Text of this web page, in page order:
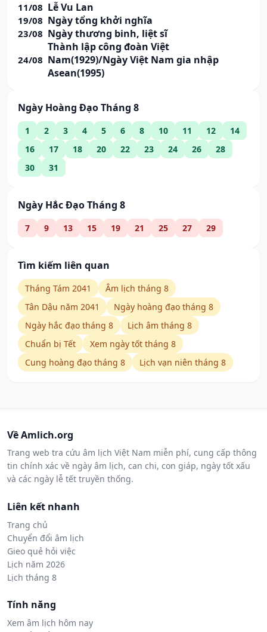
11/08 Lễ Vu Lan
19/08 Ngày tổng khởi nghĩa
23/08 Ngày thương binh, liệt sĩ
24/08
Thành lập công đoàn Việt
Nam(1929)/Ngày Việt Nam gia nhập
Asean(1995)
Ngày Hoàng Đạo Tháng 8
1 2 3 4 5 6 8 10 11 12
14
16
17 18 20 22 23 24 26
28
30
31
Ngày Hắc Đạo Tháng 8
7 9 13 15 19 21 25 27 29
Tìm kiếm liên quan
Tháng Tám 2041
Âm lịch tháng 8
Tân Dậu năm 2041
Ngày hoàng đạo tháng 8
Ngày hắc đạo tháng 8
Lịch âm tháng 8
Chuẩn bị Tết
Xem ngày tốt tháng 8
Cung hoàng đạo tháng 8
Lịch vạn niên tháng 8
Về Amlich.org
Trang web tra cứu âm lịch Việt Nam miễn phí, cung cấp thông
tin chính xác về ngày âm lịch, can chi, con giáp, ngày tốt xấu
và các ngày lễ tết truyền thống.
Liên kết nhanh
Trang chủ
Chuyển đổi âm lịch
Gieo quẻ hỏi việc
Lịch năm 2026
Lịch tháng 8
Tính năng
Xem âm lịch hôm nay